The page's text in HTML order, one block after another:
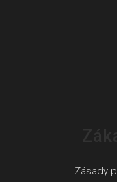
Zásady